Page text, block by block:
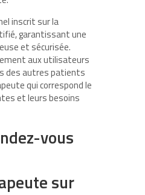
inscrit sur la
garantissant une
et sécurisée.
aux utilisateurs
des autres patients
qui correspond le
et leurs besoins
vous
sur